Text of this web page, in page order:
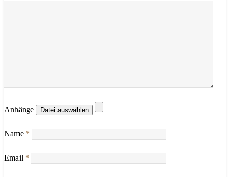
Anhänge
Name *
Email *